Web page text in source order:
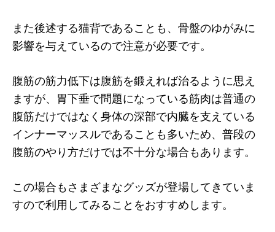
また後述する猫背であることも、骨盤のゆがみに
影響を与えているので注意が必要です。
腹筋の筋力低下は腹筋を鍛えれば治るように思え
ますが、胃下垂で問題になっている筋肉は普通の
腹筋だけではなく身体の深部で内臓を支えている
インナーマッスルであることも多いため、普段の
腹筋のやり方だけでは不十分な場合もあります。
この場合もさまざまなグッズが登場してきていま
すので利用してみることをおすすめします。